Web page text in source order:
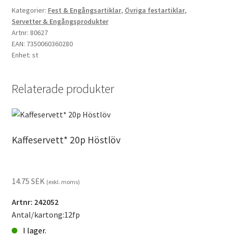
m
sugrör
Silver
6
beställningsvara
Kategorier: Fest & Engångsartiklar, Övriga festartiklar,
Servetter & Engångsprodukter
Artnr: 80627
EAN: 7350060360280
Enhet: st
Relaterade produkter
Kaffeservett* 20p Höstlöv
14.75 SEK (exkl. moms)
Artnr: 242052
Antal/kartong:12fp
I lager.